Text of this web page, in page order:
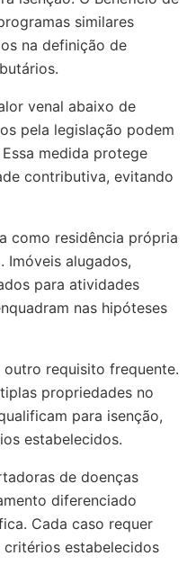
similares
na definição de
venal abaixo de
pela legislação podem
medida protege
contributiva, evitando
como residência própria
Imóveis alugados,
para atividades
nas hipóteses
requisito frequente.
propriedades no
para isenção,
estabelecidos.
de doenças
diferenciado
Cada caso requer
estabelecidos